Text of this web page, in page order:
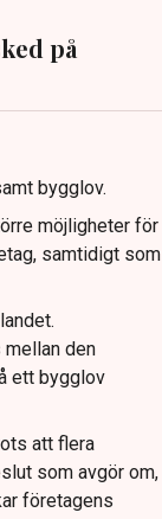
på
bygglov.
möjligheter för
samtidigt som
den
ett bygglov
att flera
som avgör om,
företagens